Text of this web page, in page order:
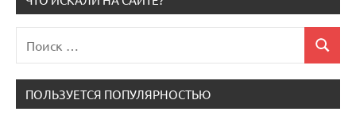
для:
Поиск
ПОЛЬЗУЕТСЯ ПОПУЛЯРНОСТЬЮ